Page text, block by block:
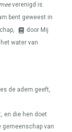
verenigd is.
bent geweest in
door Mij
water van
de adem geeft,
en die hen doet
gemeenschap van